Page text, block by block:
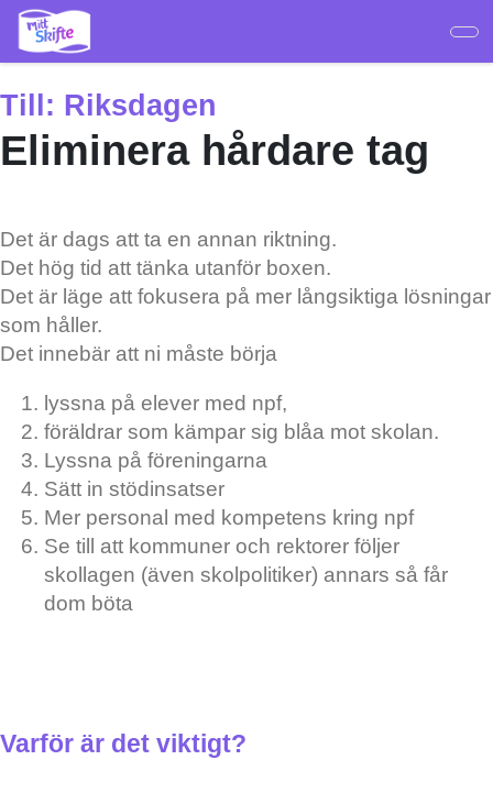
Hoppa
huvudinnehåll
Till: Riksdagen
Eliminera hårdare tag
Det är dags att ta en annan riktning.
Det hög tid att tänka utanför boxen.
Det är läge att fokusera på mer långsiktiga lösningar
som håller.
Det innebär att ni måste börja
lyssna på elever med npf,
föräldrar som kämpar sig blåa mot skolan.
Lyssna på föreningarna
Sätt in stödinsatser
Mer personal med kompetens kring npf
Se till att kommuner och rektorer följer
skollagen (även skolpolitiker) annars så får
dom böta
Varför är det viktigt?